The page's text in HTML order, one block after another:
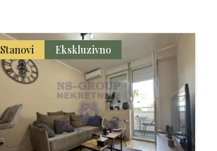
Stanovi Ekskluzivno